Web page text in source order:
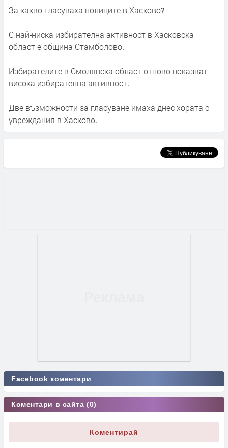
За какво гласуваха полиците в Хасково?
С най-ниска избирателна активност в Хасковска
област е община Стамболово.
Избирателите в Смолянска област отново показват
висока избирателна активност.
Две възможности за гласуване имаха днес хората с
увреждания в Хасково.
Facebook коментари
Коментари в сайта (0)
Коментирай